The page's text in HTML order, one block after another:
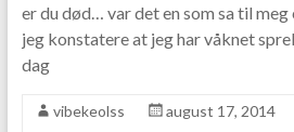
er du død… var det en som sa til
jeg konstatere at jeg har våknet
dag
vibekeolss
august 17, 2014